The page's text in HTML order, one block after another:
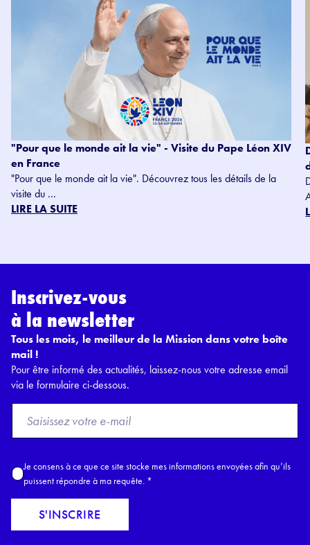
"Pour que le monde ait la vie" - Visite du Pape Léon XIV
en France
"Pour que le monde ait la vie". Découvrez tous les détails de la
visite du ...
LIRE LA SUITE
Inscrivez-vous
à la newsletter
Tous les mois, le meilleur de la Mission dans votre boîte
mail !
Pour être informé des actualités, laissez-nous votre adresse email
via le formulaire ci-dessous.
o
E
m
a
l
A
c
c
Je consens à ce que ce site stocke mes informations envoyées afin qu’ils
puissent répondre à ma requête. *
S'INSCRIRE